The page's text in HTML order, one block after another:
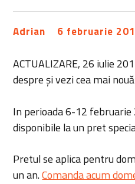
Adrian 6 februarie
ACTUALIZARE, 26 iulie
despre și vezi cea mai
In perioada 6-12
disponibile la un pret
Pretul se aplica pentru
un an.Comanda acum